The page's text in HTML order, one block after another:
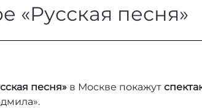
Театре
«Русская песня»
песня» в Москве покажут